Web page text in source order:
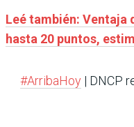
Leé también: Ventaja
hasta 20 puntos,
#ArribaHoy | DNCP